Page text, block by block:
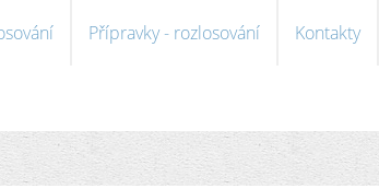
Přípravky - rozlosování Kontakty